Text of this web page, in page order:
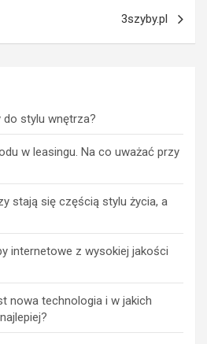
3szyby.pl
stylu wnętrza?
w leasingu. Na co uważać przy
stają się częścią stylu życia, a
internetowe z wysokiej jakości
nowa technologia i w jakich